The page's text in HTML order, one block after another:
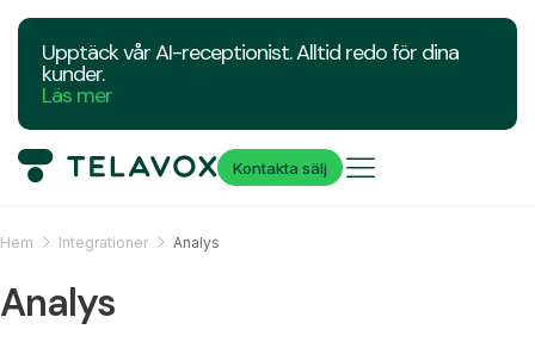
Upptäck vår AI-receptionist. Alltid redo för dina
kunder.
Läs mer
Kontakta sälj
Hem Integrationer Analys
Analys